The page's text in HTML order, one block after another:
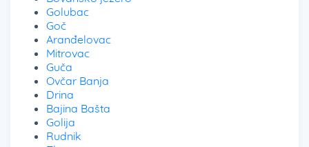
Golubac
Goč
Aranđelovac
Mitrovac
Guča
Ovčar Banja
Drina
Bajina Bašta
Golija
Rudnik